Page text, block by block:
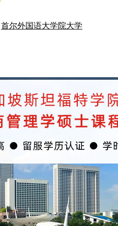
首尔外国语大学院大学